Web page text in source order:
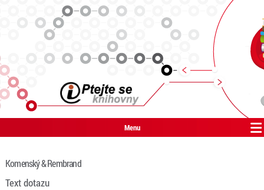
Menu
Komenský & Rembrand
Text dotazu